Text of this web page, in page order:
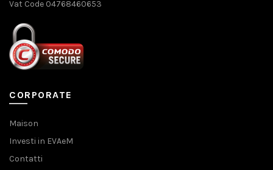
Vat Code 04768460653
CORPORATE
Maison
Investi in EVAeM
Contatti